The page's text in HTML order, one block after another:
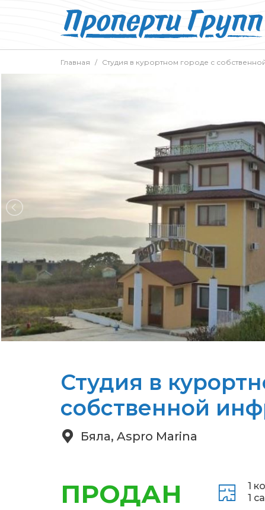
Главная Студия в курортном городе с
Студия в
собственной
Бяла, Aspro Marina
ПРОДАН 1
1